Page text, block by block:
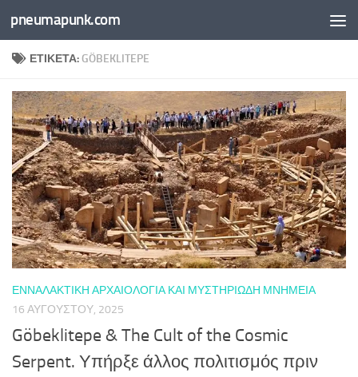
Skip to content
pneumapunk.com
ΕΤΙΚΈΤΑ: GÖBEKLITEPE
ΕΝΝΑΛΑΚΤΙΚΉ ΑΡΧΑΙΟΛΟΓΊΑ ΚΑΙ ΜΥΣΤΗΡΙΏΔΗ ΜΝΗΜΕΊΑ
16 ΑΥΓΟΎΣΤΟΥ, 2025
Göbeklitepe & The Cult of the Cosmic
Serpent. Υπήρξε άλλος πολιτισμός πριν